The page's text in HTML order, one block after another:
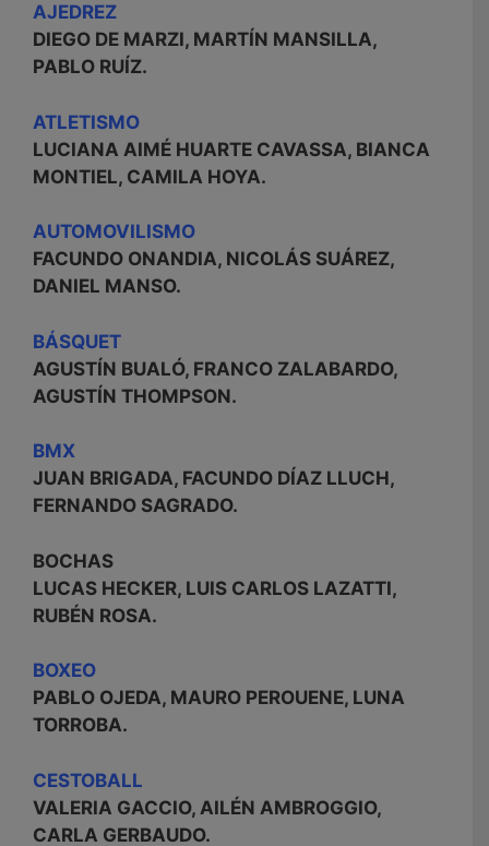
AJEDREZ
DIEGO DE MARZI, MARTÍN MANSILLA,
PABLO RUÍZ.
ATLETISMO
LUCIANA AIMÉ HUARTE CAVASSA, BIANCA
MONTIEL, CAMILA HOYA.
AUTOMOVILISMO
FACUNDO ONANDIA, NICOLÁS SUÁREZ,
DANIEL MANSO.
BÁSQUET
AGUSTÍN BUALÓ, FRANCO ZALABARDO,
AGUSTÍN THOMPSON.
BMX
JUAN BRIGADA, FACUNDO DÍAZ LLUCH,
FERNANDO SAGRADO.
BOCHAS
LUCAS HECKER, LUIS CARLOS LAZATTI,
RUBÉN ROSA.
BOXEO
PABLO OJEDA, MAURO PEROUENE, LUNA
TORROBA.
CESTOBALL
VALERIA GACCIO, AILÉN AMBROGGIO,
CARLA GERBAUDO.